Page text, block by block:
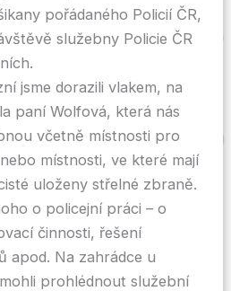
pořádaného Policií ČR,
služebny Policie ČR
jsme dorazili vlakem, na
paní Wolfová, která nás
včetně místnosti pro
místnosti, ve které mají
uloženy střelné zbraně.
o policejní práci – o
činnosti, řešení
apod. Na zahrádce u
prohlédnout služební